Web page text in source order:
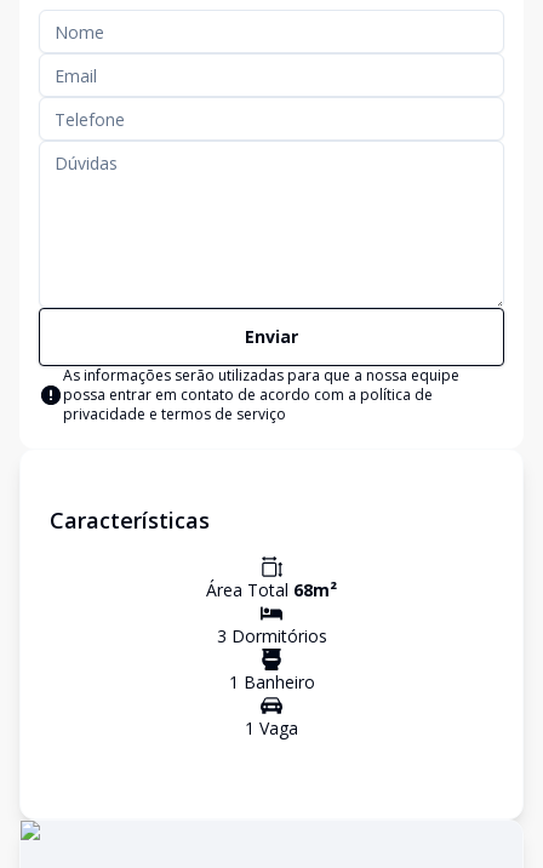
Enviar
As informações serão utilizadas para que a nossa equipe
possa entrar em contato de acordo com a política de
privacidade e termos de serviço
Características
Área Total 68m²
3 Dormitórios
1 Banheiro
1 Vaga